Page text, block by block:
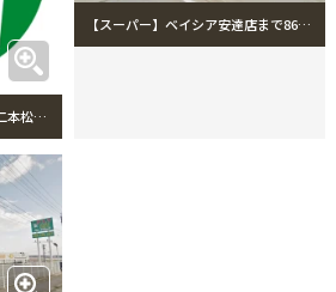
【コンビニ】セブンイレブン二本松油井中條店まで222m
【スーパー】ベイシア安達店まで866m